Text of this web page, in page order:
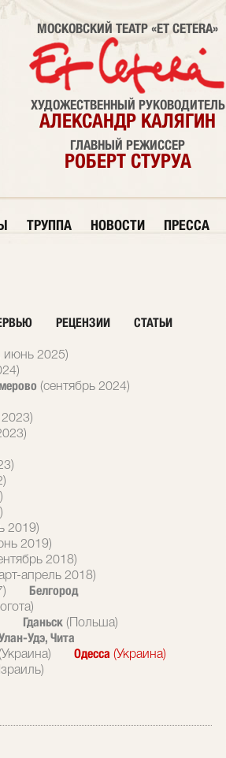
МОСКОВСКИЙ ТЕАТР «ET CETERA»
ХУДОЖЕСТВЕННЫЙ РУКОВОДИТЕЛЬ
АЛЕКСАНДР КАЛЯГИН
ГЛАВНЫЙ РЕЖИССЕР
РОБЕРТ СТУРУА
ТРУППА НОВОСТИ ПРЕССА
РЕЦЕНЗИИ СТАТЬИ
июнь 2025)
(сентябрь 2024)
2019)
2019)
2018)
апрель 2018)
Белгород
Гданьск (Польша)
Удэ, Чита
(Украина) Одесса (Украина)